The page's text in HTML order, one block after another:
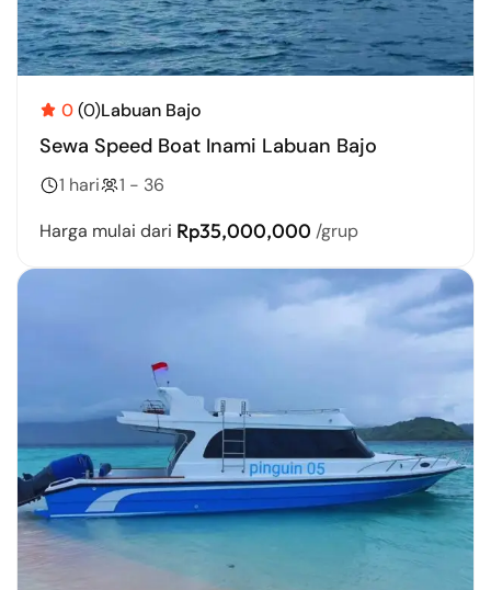
0(0)Labuan Bajo
Sewa Speed Boat Inami Labuan Bajo
1 hari
1 - 36
Harga mulai dari Rp35,000,000 /grup